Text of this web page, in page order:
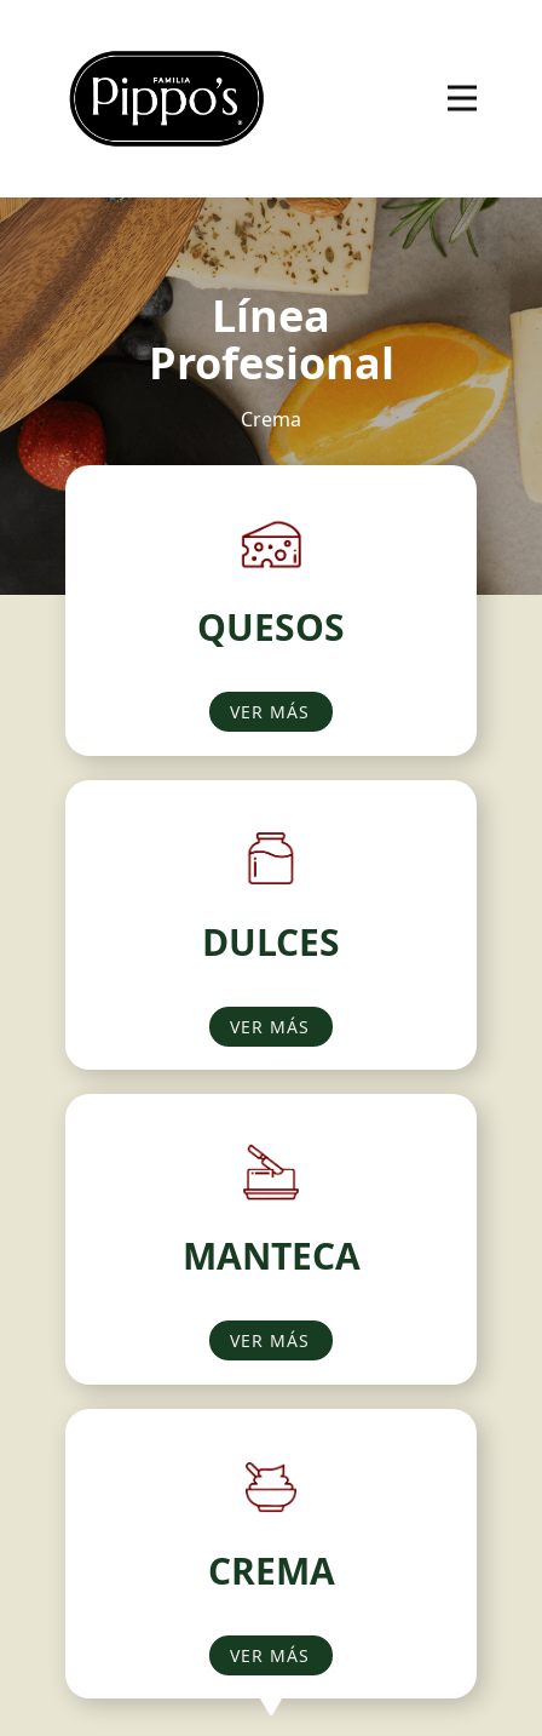
Línea
Profesional
Crema
QUESOS
VER MÁS
DULCES
VER MÁS
MANTECA
VER MÁS
CREMA
VER MÁS